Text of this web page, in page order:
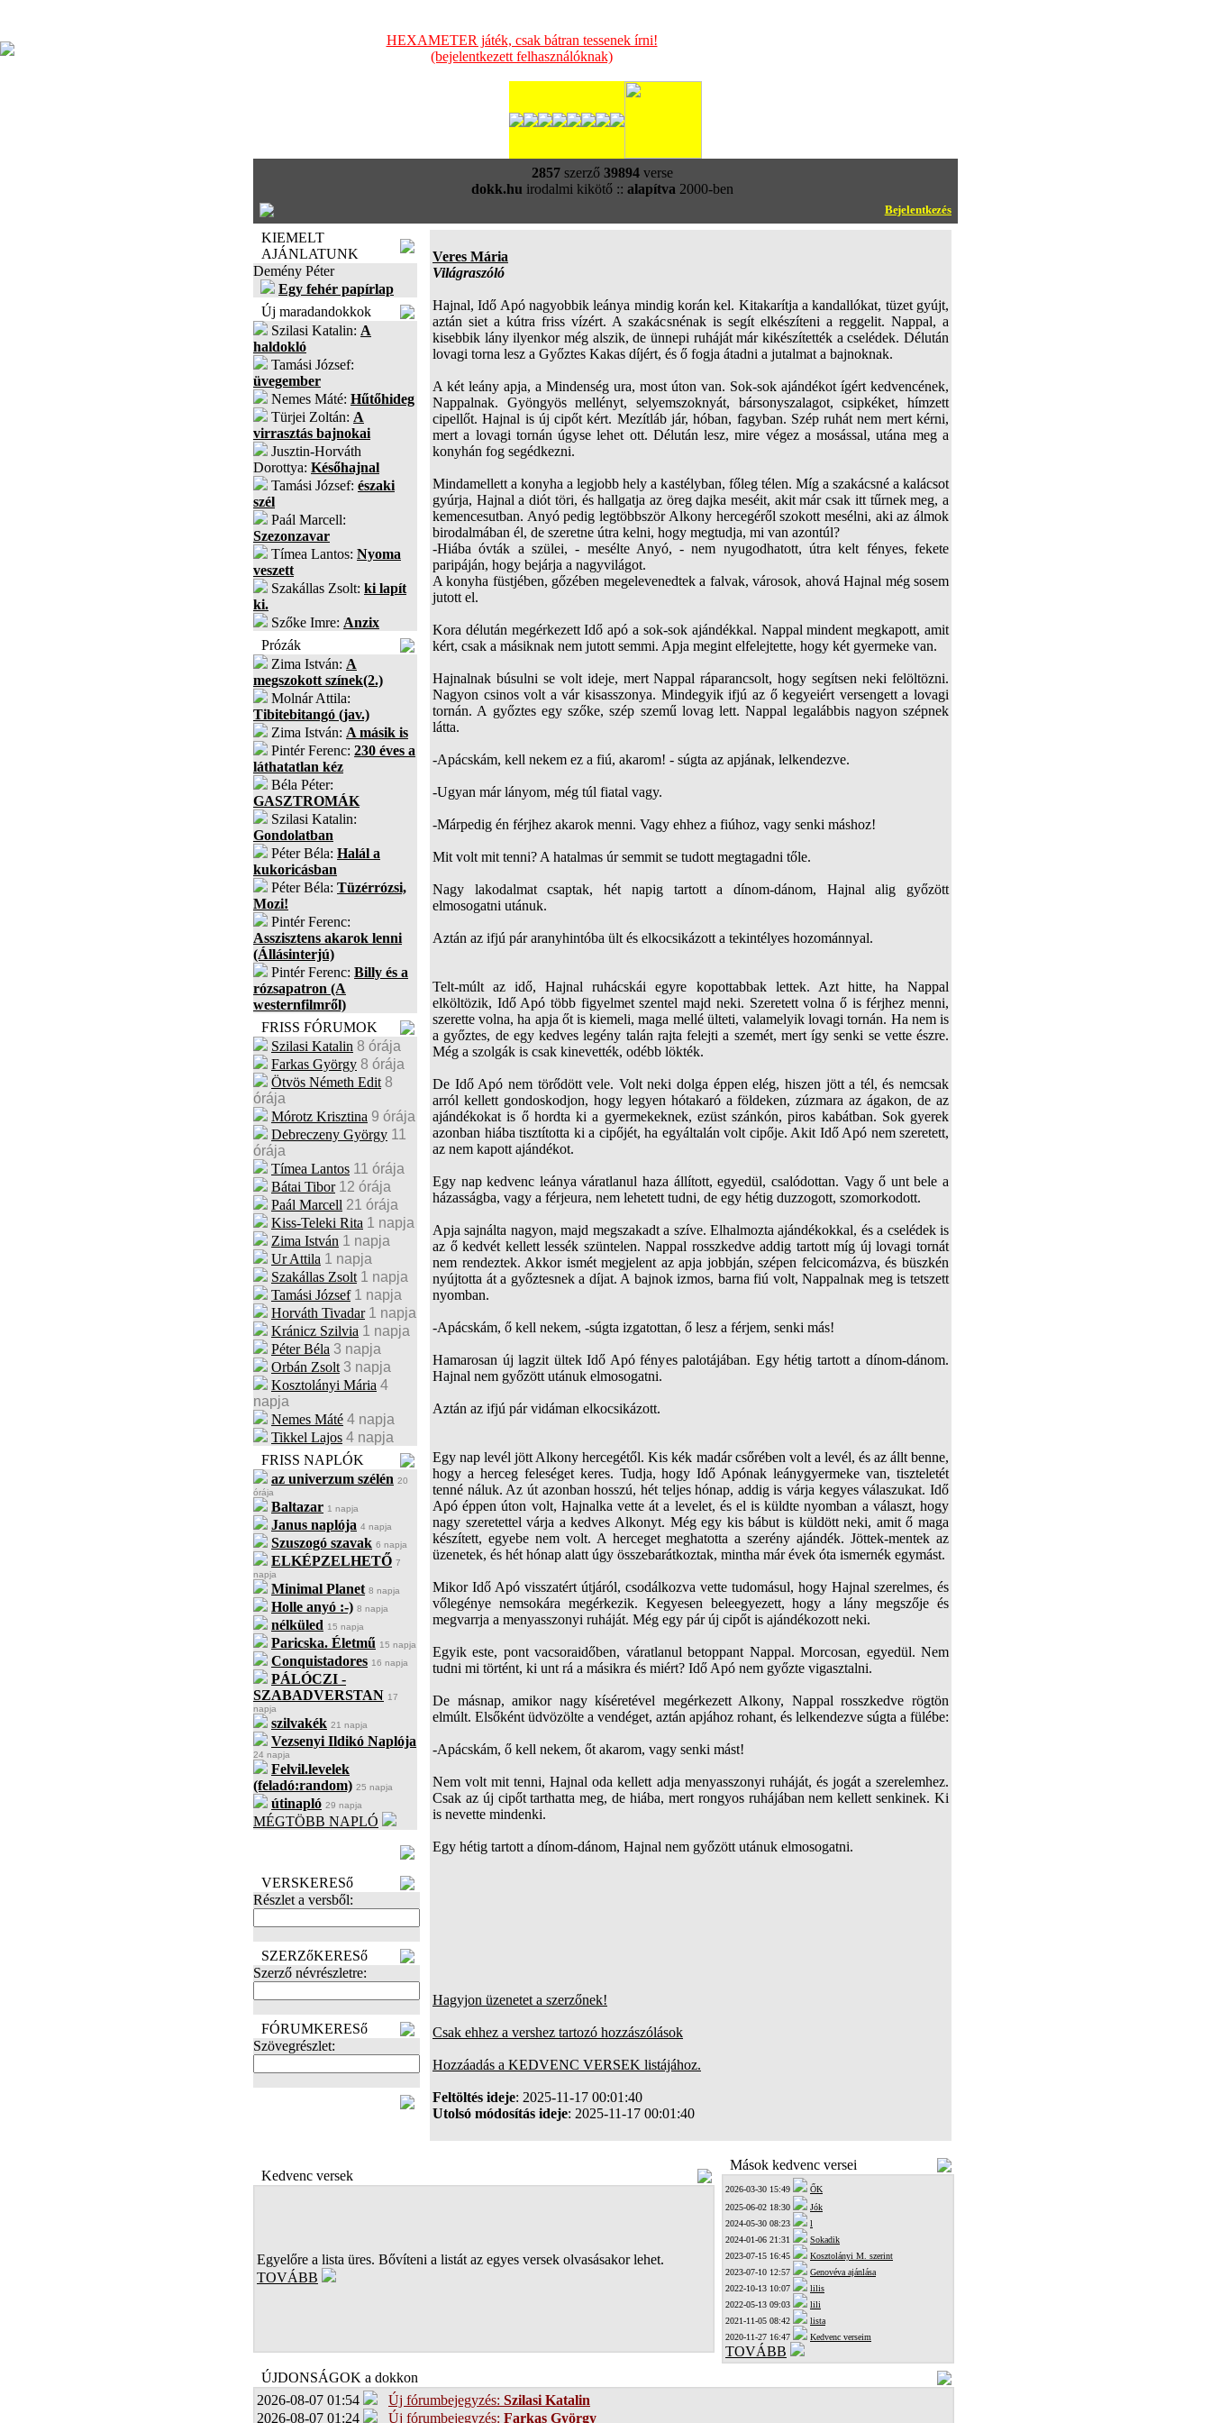
HEXAMETER játék, csak bátran tessenek írni!
(bejelentkezett felhasználóknak)
2857szerző 39894verse
dokk.hu irodalmi kikötő :: alapítva 2000-ben
Bejelentkezés
KIEMELT
AJÁNLATUNK
Demény Péter
Egy fehér papírlap
Új maradandokkok
Szilasi Katalin: A
haldokló
Tamási József:
üvegember
Nemes Máté: Hűtőhideg
Türjei Zoltán: A
virrasztás bajnokai
Jusztin-Horváth
Dorottya: Későhajnal
Tamási József: északi
szél
Paál Marcell:
Szezonzavar
Tímea Lantos: Nyoma
veszett
Szakállas Zsolt: ki lapít
ki.
Szőke Imre: Anzix
Prózák
Zima István: A
megszokott színek(2.)
Molnár Attila:
Tibitebitangó (jav.)
Zima István: A másik is
Pintér Ferenc: 230 éves a
láthatatlan kéz
Béla Péter:
GASZTROMÁK
Szilasi Katalin:
Gondolatban
Péter Béla: Halál a
kukoricásban
Péter Béla: Tüzérrózsi,
Mozi!
Pintér Ferenc:
Asszisztens akarok lenni
(Állásinterjú)
Pintér Ferenc: Billy és a
rózsapatron (A
westernfilmről)
FRISS FÓRUMOK
Szilasi Katalin 8 órája
Farkas György 8 órája
Ötvös Németh Edit 8
órája
Mórotz Krisztina 9 órája
Debreczeny György 11
órája
Tímea Lantos 11 órája
Bátai Tibor 12 órája
Paál Marcell 21 órája
Kiss-Teleki Rita 1 napja
Zima István 1 napja
Ur Attila 1 napja
Szakállas Zsolt 1 napja
Tamási József 1 napja
Horváth Tivadar 1 napja
Kránicz Szilvia 1 napja
Péter Béla 3 napja
Orbán Zsolt 3 napja
Kosztolányi Mária 4
napja
Nemes Máté 4 napja
Tikkel Lajos 4 napja
FRISS NAPLÓK
az univerzum szélén 20
órája
Baltazar 1 napja
Janus naplója 4 napja
Szuszogó szavak 6 napja
ELKÉPZELHETŐ 7
napja
Minimal Planet 8 napja
Holle anyó :-) 8 napja
nélküled 15 napja
Paricska. Életmű 15 napja
Conquistadores 16 napja
PÁLÓCZI -
SZABADVERSTAN 17
napja
szilvakék 21 napja
Vezsenyi Ildikó Naplója
24 napja
Felvil.levelek
(feladó:random) 25 napja
útinapló 29 napja
MÉGTÖBB NAPLÓ
VERSKERESő
Részlet a versből:
SZERZőKERESő
Szerző névrészletre:
FÓRUMKERESő
Szövegrészlet:
Veres Mária
Világraszóló
Hajnal, Idő Apó nagyobbik leánya mindig korán kel. Kitakarítja a kandallókat, tüzet gyújt,
aztán siet a kútra friss vízért. A szakácsnénak is segít elkészíteni a reggelit. Nappal, a
kisebbik lány ilyenkor még alszik, de ünnepi ruháját már kikészítették a cselédek. Délután
lovagi torna lesz a Győztes Kakas díjért, és ő fogja átadni a jutalmat a bajnoknak.
A két leány apja, a Mindenség ura, most úton van. Sok-sok ajándékot ígért kedvencének,
Nappalnak. Gyöngyös mellényt, selyemszoknyát, bársonyszalagot, csipkéket, hímzett
cipellőt. Hajnal is új cipőt kért. Mezítláb jár, hóban, fagyban. Szép ruhát nem mert kérni,
mert a lovagi tornán úgyse lehet ott. Délután lesz, mire végez a mosással, utána meg a
konyhán fog segédkezni.
Mindamellett a konyha a legjobb hely a kastélyban, főleg télen. Míg a szakácsné a kalácsot
gyúrja, Hajnal a diót töri, és hallgatja az öreg dajka meséit, akit már csak itt tűrnek meg, a
kemencesutban. Anyó pedig legtöbbször Alkony hercegéről szokott mesélni, aki az álmok
birodalmában él, de szeretne útra kelni, hogy megtudja, mi van azontúl?
-Hiába óvták a szülei, - mesélte Anyó, - nem nyugodhatott, útra kelt fényes, fekete
paripáján, hogy bejárja a nagyvilágot.
A konyha füstjében, gőzében megelevenedtek a falvak, városok, ahová Hajnal még sosem
jutott el.
Kora délután megérkezett Idő apó a sok-sok ajándékkal. Nappal mindent megkapott, amit
kért, csak a másiknak nem jutott semmi. Apja megint elfelejtette, hogy két gyermeke van.
Hajnalnak búsulni se volt ideje, mert Nappal ráparancsolt, hogy segítsen neki felöltözni.
Nagyon csinos volt a vár kisasszonya. Mindegyik ifjú az ő kegyeiért versengett a lovagi
tornán. A győztes egy szőke, szép szemű lovag lett. Nappal legalábbis nagyon szépnek
látta.
-Apácskám, kell nekem ez a fiú, akarom! - súgta az apjának, lelkendezve.
-Ugyan már lányom, még túl fiatal vagy.
-Márpedig én férjhez akarok menni. Vagy ehhez a fiúhoz, vagy senki máshoz!
Mit volt mit tenni? A hatalmas úr semmit se tudott megtagadni tőle.
Nagy lakodalmat csaptak, hét napig tartott a dínom-dánom, Hajnal alig győzött
elmosogatni utánuk.
Aztán az ifjú pár aranyhintóba ült és elkocsikázott a tekintélyes hozománnyal.
Telt-múlt az idő, Hajnal ruhácskái egyre kopottabbak lettek. Azt hitte, ha Nappal
elköltözik, Idő Apó több figyelmet szentel majd neki. Szeretett volna ő is férjhez menni,
szerette volna, ha apja őt is kiemeli, maga mellé ülteti, valamelyik lovagi tornán. Ha nem is
a győztes, de egy kedves legény talán rajta felejti a szemét, mert így senki se vette észre.
Még a szolgák is csak kinevették, odébb lökték.
De Idő Apó nem törődött vele. Volt neki dolga éppen elég, hiszen jött a tél, és nemcsak
arról kellett gondoskodjon, hogy legyen hótakaró a földeken, zúzmara az ágakon, de az
ajándékokat is ő hordta ki a gyermekeknek, ezüst szánkón, piros kabátban. Sok gyerek
azonban hiába tisztította ki a cipőjét, ha egyáltalán volt cipője. Akit Idő Apó nem szeretett,
az nem kapott ajándékot.
Egy nap kedvenc leánya váratlanul haza állított, egyedül, csalódottan. Vagy ő unt bele a
házasságba, vagy a férjeura, nem lehetett tudni, de egy hétig duzzogott, szomorkodott.
Apja sajnálta nagyon, majd megszakadt a szíve. Elhalmozta ajándékokkal, és a cselédek is
az ő kedvét kellett lessék szüntelen. Nappal rosszkedve addig tartott míg új lovagi tornát
nem rendeztek. Akkor ismét megjelent az apja jobbján, szépen felcicomázva, és büszkén
nyújtotta át a győztesnek a díjat. A bajnok izmos, barna fiú volt, Nappalnak meg is tetszett
nyomban.
-Apácskám, ő kell nekem, -súgta izgatottan, ő lesz a férjem, senki más!
Hamarosan új lagzit ültek Idő Apó fényes palotájában. Egy hétig tartott a dínom-dánom.
Hajnal nem győzött utánuk elmosogatni.
Aztán az ifjú pár vidáman elkocsikázott.
Egy nap levél jött Alkony hercegétől. Kis kék madár csőrében volt a levél, és az állt benne,
hogy a herceg feleséget keres. Tudja, hogy Idő Apónak leánygyermeke van, tiszteletét
tenné náluk. Az út azonban hosszú, hét teljes hónap, addig is várja kegyes válaszukat. Idő
Apó éppen úton volt, Hajnalka vette át a levelet, és el is küldte nyomban a választ, hogy
nagy szeretettel várja a kedves Alkonyt. Még egy kis bábut is küldött neki, amit ő maga
készített, egyebe nem volt. A herceget meghatotta a szerény ajándék. Jöttek-mentek az
üzenetek, és hét hónap alatt úgy összebarátkoztak, mintha már évek óta ismernék egymást.
Mikor Idő Apó visszatért útjáról, csodálkozva vette tudomásul, hogy Hajnal szerelmes, és
vőlegénye nemsokára megérkezik. Kegyesen beleegyezett, hogy a lány megszője és
megvarrja a menyasszonyi ruháját. Még egy pár új cipőt is ajándékozott neki.
Egyik este, pont vacsoraidőben, váratlanul betoppant Nappal. Morcosan, egyedül. Nem
tudni mi történt, ki unt rá a másikra és miért? Idő Apó nem győzte vigasztalni.
De másnap, amikor nagy kíséretével megérkezett Alkony, Nappal rosszkedve rögtön
elmúlt. Elsőként üdvözölte a vendéget, aztán apjához rohant, és lelkendezve súgta a fülébe:
-Apácskám, ő kell nekem, őt akarom, vagy senki mást!
Nem volt mit tenni, Hajnal oda kellett adja menyasszonyi ruháját, és jogát a szerelemhez.
Csak az új cipőt tarthatta meg, de hiába, mert rongyos ruhájában nem kellett senkinek. Ki
is nevette mindenki.
Egy hétig tartott a dínom-dánom, Hajnal nem győzött utánuk elmosogatni.
Hagyjon üzenetet a szerzőnek!
Csak ehhez a vershez tartozó hozzászólások
Hozzáadás a KEDVENC VERSEK listájához.
Feltöltés ideje: 2025-11-17 00:01:40
Utolsó módosítás ideje: 2025-11-17 00:01:40
Kedvenc versek
Egyelőre a lista üres. Bővíteni a listát az egyes versek olvasásakor lehet.
TOVÁBB
Mások kedvenc versei
2026-03-30 15:49
ŐK
2025-06-02 18:30
Jók
2024-05-30 08:23
l
2024-01-06 21:31
Sokadik
2023-07-15 16:45
Kosztolányi M. szerint
2023-07-10 12:57
Genovéva ajánlása
2022-10-13 10:07
lilis
2022-05-13 09:03
lili
2021-11-05 08:42
lista
2020-11-27 16:47
Kedvenc verseim
TOVÁBB
ÚJDONSÁGOK a dokkon
2026-08-07 01:54
Új fórumbejegyzés: Szilasi Katalin
2026-08-07 01:24
Új fórumbejegyzés: Farkas György